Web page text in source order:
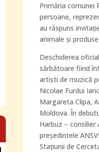
Primăria comunei
persoane,
au răspuns
animale şi
Deschiderea
sărbătoare fiind
artişti de muzică
Nicolae Furdui
Margareta Clipa,
Moldova. În
Harbuz –
preşedintele
Staţiunii de